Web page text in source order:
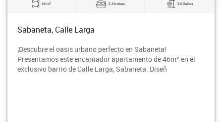
46 m2 2 Alcobas 2.0 Baños
Sabaneta, Calle Larga
¡Descubre el oasis urbano perfecto en Sabaneta!
Presentamos este encantador apartamento de 46m² en el
exclusivo barrio de Calle Larga, Sabaneta. Diseñ